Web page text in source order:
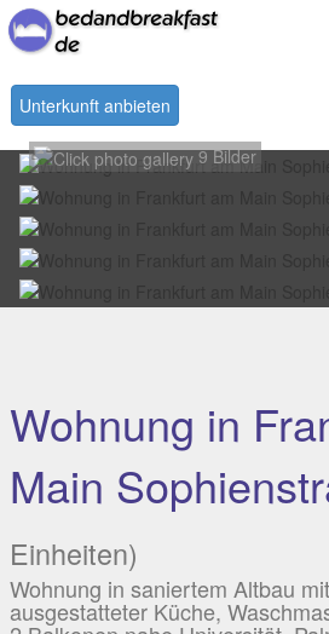
Unterkunft anbieten
9 Bilder
Wohnung in
Main
Einheiten)
Wohnung in saniertem Altbau
ausgestatteter Küche,